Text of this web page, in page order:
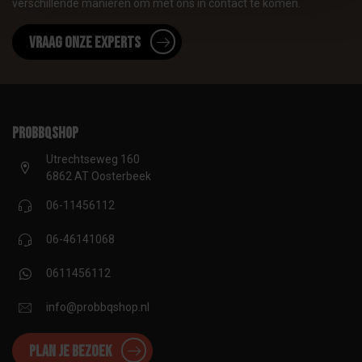
verschillende manieren om met ons in contact te komen.
Vraag onze experts
proBBQshop
Utrechtseweg 160
6862 AT Oosterbeek
06-11456112
06-46141068
0611456112
info@probbqshop.nl
Plan je bezoek